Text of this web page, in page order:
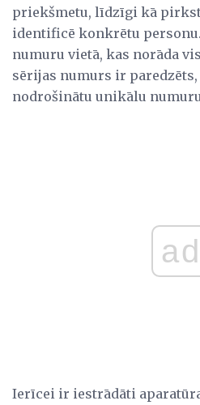
priekšmetu, līdzīgi kā
identificē konkrētu
numuru vietā, kas norāda
sērijas numurs ir
nodrošinātu unikālu
ad
Ierīcei ir iestrādāti